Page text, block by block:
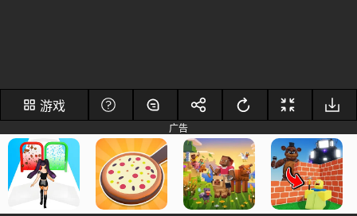
游戏
广告